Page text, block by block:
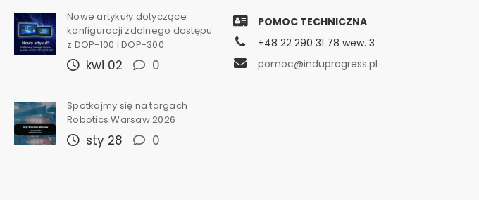
Nowe artykuły dotyczące
konfiguracji zdalnego dostępu
z DOP-100 i DOP-300
kwi 02 0
Spotkajmy się na targach
Robotics Warsaw 2026
sty 28 0
POMOC TECHNICZNA
+48 22 290 31 78 wew. 3
pomoc@induprogress.pl